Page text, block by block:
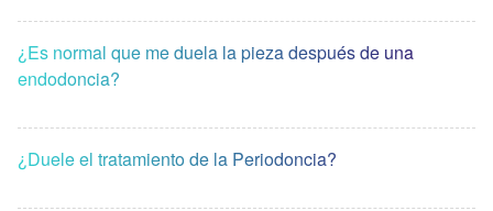
¿Es normal que me duela la pieza después de una
endodoncia?
¿Duele el tratamiento de la Periodoncia?